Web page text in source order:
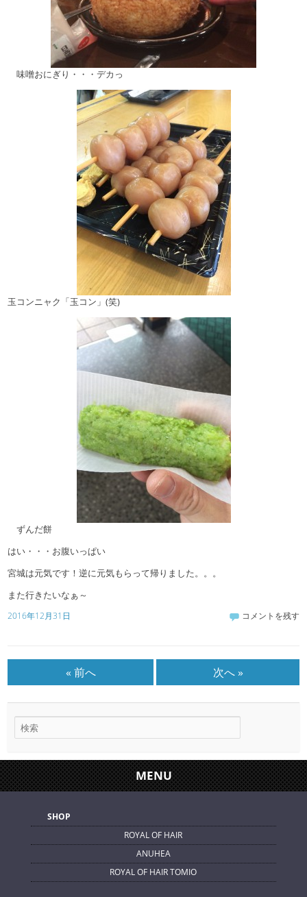
味噌おにぎり・・・デカっ
玉コンニャク「玉コン」(笑)
ずんだ餅
はい・・・お腹いっぱい
宮城は元気です！逆に元気もらって帰りました。。。
また行きたいなぁ～
2016年12月31日 コメントを残す
« 前へ 次へ »
MENU
SHOP
ROYAL OF HAIR
ANUHEA
ROYAL OF HAIR TOMIO